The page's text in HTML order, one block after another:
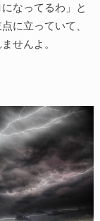
なってるわ」と
に立っていて、
せんよ。